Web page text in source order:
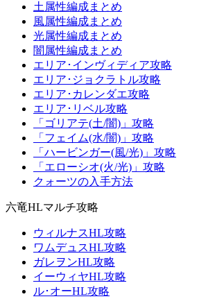
土属性編成まとめ
風属性編成まとめ
光属性編成まとめ
闇属性編成まとめ
エリア･インヴィディア攻略
エリア･ジョクラトル攻略
エリア･カレンダエ攻略
エリア･リベル攻略
「ゴリアテ(土/闇)」攻略
「フェイム(水/闇)」攻略
「ハービンガー(風/光)」攻略
「エローシオ(火/光)」攻略
クォーツの入手方法
六竜HLマルチ攻略
ウィルナスHL攻略
ワムデュスHL攻略
ガレヲンHL攻略
イーウィヤHL攻略
ル･オーHL攻略